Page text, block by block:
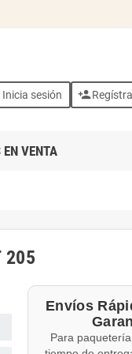
Inicia sesión person_add
EN VENTA
205
Envíos
Para